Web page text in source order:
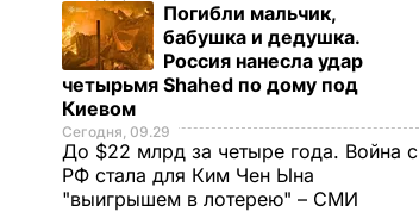
Погибли мальчик,
бабушка и дедушка.
Россия нанесла удар
четырьмя Shahed по дому под
Киевом
Сегодня, 09.29
До $22 млрд за четыре года. Война с
РФ стала для Ким Чен Ына
"выигрышем в лотерею" – СМИ